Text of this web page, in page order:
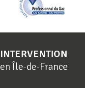
INTERVENTION
en Île-de-France